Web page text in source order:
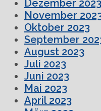
Dezember 2023
November
Oktober 2023
September
August 2023
Juli 2023
Juni 2023
Mai 2023
April 2023